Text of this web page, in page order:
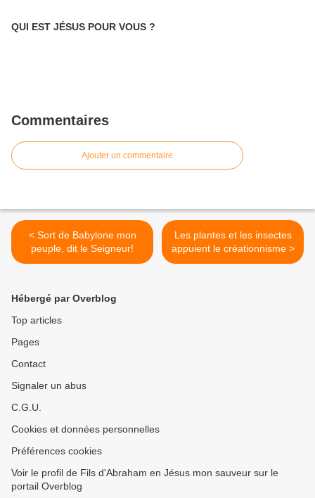
QUI EST JÉSUS POUR VOUS ?
Commentaires
Ajouter un commentaire
< Sort de Babylone mon
peuple, dit le Seigneur!
Les plantes et les insectes
appuient le créationnisme >
Hébergé par Overblog
Top articles
Pages
Contact
Signaler un abus
C.G.U.
Cookies et données personnelles
Préférences cookies
Voir le profil de Fils d'Abraham en Jésus mon sauveur sur le
portail Overblog